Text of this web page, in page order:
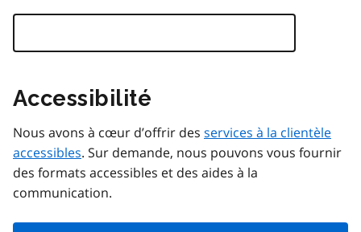
Accessibilité
Nous avons à cœur d’offrir des services à la clientèle
accessibles. Sur demande, nous pouvons vous fournir
des formats accessibles et des aides à la
communication.